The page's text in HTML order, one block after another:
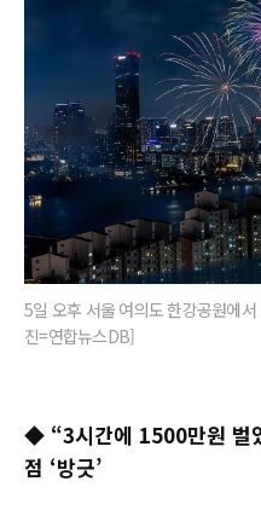
5일 오후 서울 여의도 한강공원에
진=연합뉴스DB]
◆ “3시간에 1500만원 벌
점 ‘방긋’